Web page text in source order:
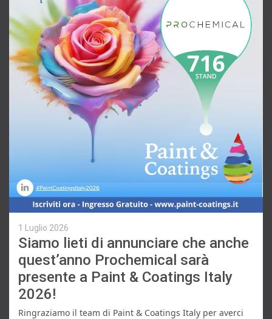
1 Luglio 2026
Siamo lieti di annunciare che anche
quest’anno Prochemical sarà
presente a Paint & Coatings Italy
2026!
Ringraziamo il team di Paint & Coatings Italy per averci